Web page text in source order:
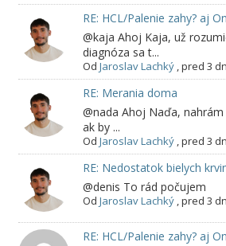
RE: HCL/Palenie zahy? aj
@kaja Ahoj Kaja, už
diagnóza sa t...
Od Jaroslav Lachký,pred 3
RE: Merania doma
@nada Ahoj Naďa,
ak by ...
Od Jaroslav Lachký,pred 3
RE: Nedostatok bielych
@denis To rád počujem
Od Jaroslav Lachký,pred 3
RE: HCL/Palenie zahy? aj